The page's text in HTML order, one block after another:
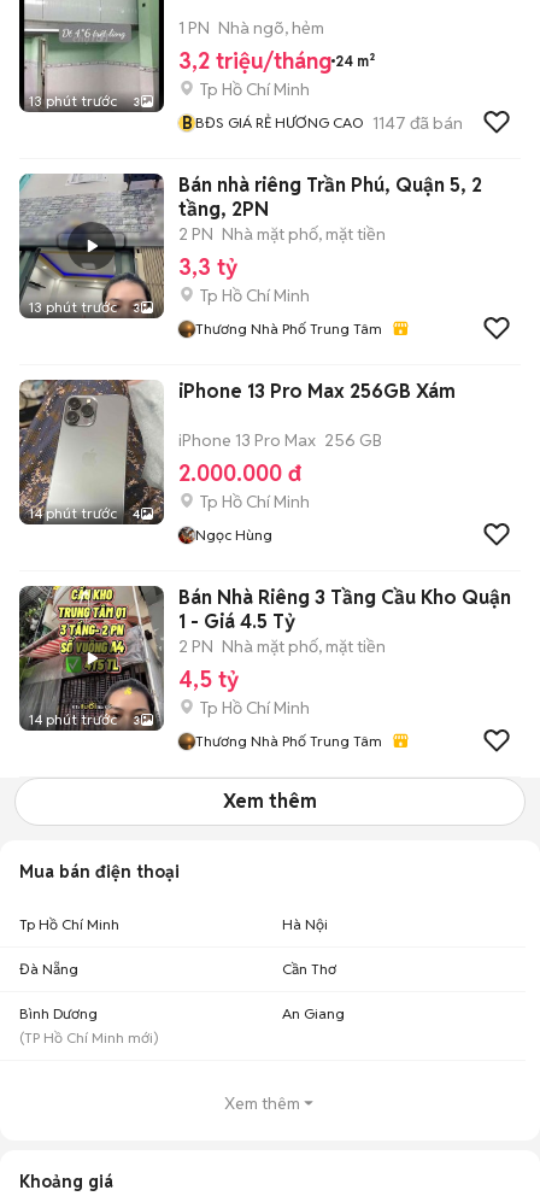
13 phút trước 3
1 PN Nhà ngõ, hẻm
3,2 triệu/tháng 24 m²
Tp Hồ Chí Minh
BBĐS GIÁ RẺ HƯƠNG CAO 1147 đã bán
13 phút trước 3
Bán nhà riêng Trần Phú, Quận 5, 2
tầng, 2PN
2 PN Nhà mặt phố, mặt tiền
3,3 tỷ
Tp Hồ Chí Minh
Thương Nhà Phố Trung Tâm
14 phút trước 4
iPhone 13 Pro Max 256GB Xám
iPhone 13 Pro Max 256 GB
2.000.000 đ
Tp Hồ Chí Minh
Ngọc Hùng
14 phút trước 3
Bán Nhà Riêng 3 Tầng Cầu Kho Quận
1 - Giá 4.5 Tỷ
2 PN Nhà mặt phố, mặt tiền
4,5 tỷ
Tp Hồ Chí Minh
Thương Nhà Phố Trung Tâm
Xem thêm
Mua bán điện thoại
Tp Hồ Chí Minh Hà Nội
Đà Nẵng Cần Thơ
Bình Dương
(TP Hồ Chí Minh mới)
An Giang
Xem thêm
Khoảng giá